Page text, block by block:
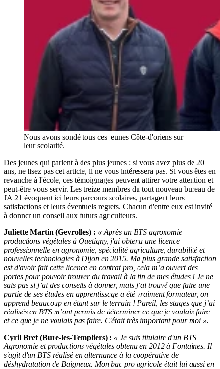
Nous avons sondé tous ces jeunes Côte-d'oriens sur
leur scolarité.
Des jeunes qui parlent à des plus jeunes : si vous avez plus de 20
ans, ne lisez pas cet article, il ne vous intéressera pas. Si vous êtes en
revanche à l'école, ces témoignages peuvent attirer votre attention et
peut-être vous servir. Les treize membres du tout nouveau bureau de
JA 21 évoquent ici leurs parcours scolaires, partagent leurs
satisfactions et leurs éventuels regrets. Chacun d'entre eux est invité
à donner un conseil aux futurs agriculteurs.
Juliette Martin (Gevrolles) : « Après un BTS agronomie
productions végétales à Quetigny, j'ai obtenu une licence
professionnelle en agronomie, spécialité agriculture, durabilité et
nouvelles technologies à Dijon en 2015. Ma plus grande satisfaction
est d'avoir fait cette licence en contrat pro, cela m’a ouvert des
portes pour pouvoir trouver du travail à la fin de mes études ! Je ne
sais pas si j’ai des conseils à donner, mais j’ai trouvé que faire une
partie de ses études en apprentissage a été vraiment formateur, on
apprend beaucoup en étant sur le terrain ! Pareil, les stages que j’ai
réalisés en BTS m’ont permis de déterminer ce que je voulais faire
et ce que je ne voulais pas faire. C'était très important pour moi ».
Cyril Bret (Bure-les-Templiers) : « Je suis titulaire d'un BTS
Agronomie et productions végétales obtenu en 2012 à Fontaines. Il
s'agit d'un BTS réalisé en alternance à la coopérative de
déshydratation de Baigneux. Mon bac pro agricole était lui aussi en